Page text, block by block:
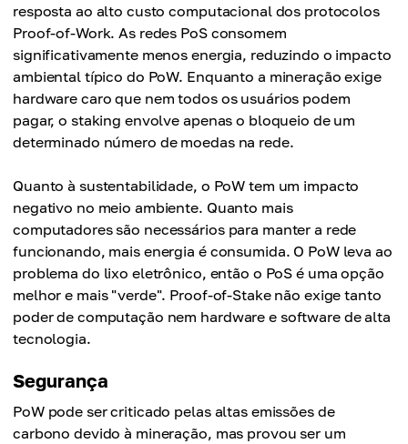
resposta ao alto custo computacional dos protocolos
Proof-of-Work. As redes PoS consomem
significativamente menos energia, reduzindo o impacto
ambiental típico do PoW. Enquanto a mineração exige
hardware caro que nem todos os usuários podem
pagar, o staking envolve apenas o bloqueio de um
determinado número de moedas na rede.
Quanto à sustentabilidade, o PoW tem um impacto
negativo no meio ambiente. Quanto mais
computadores são necessários para manter a rede
funcionando, mais energia é consumida. O PoW leva ao
problema do lixo eletrônico, então o PoS é uma opção
melhor e mais "verde". Proof-of-Stake não exige tanto
poder de computação nem hardware e software de alta
tecnologia.
Segurança
PoW pode ser criticado pelas altas emissões de
carbono devido à mineração, mas provou ser um